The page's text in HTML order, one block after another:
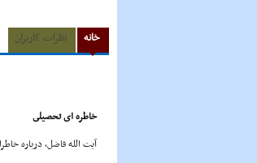
خانه نظرات کاربران
خاطره اى تحصیلى
آیت الله فاضل، درباره